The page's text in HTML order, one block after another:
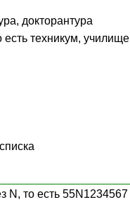
докторантура
техникум, училище
N, то есть55N1234567